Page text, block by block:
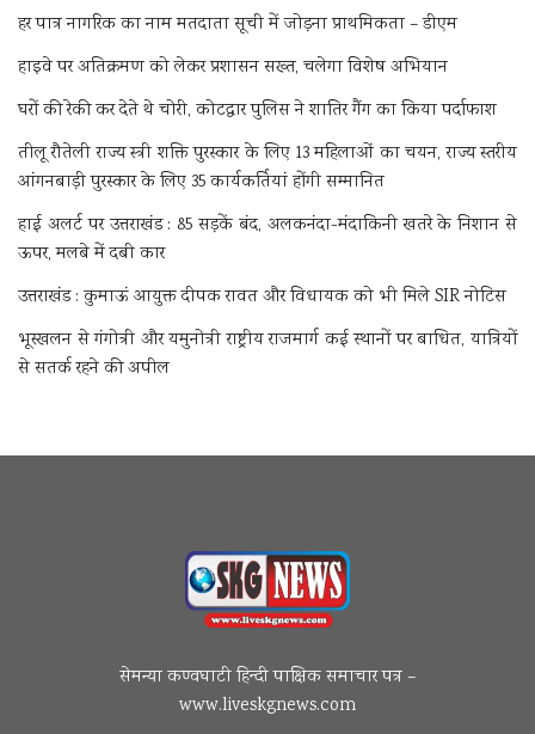
हर पात्र नागरिक का नाम मतदाता सूची में जोड़ना प्राथमिकता – डीएम
हाइवे पर अतिक्रमण को लेकर प्रशासन सख्त, चलेगा विशेष अभियान
घरों की रेकी कर देते थे चोरी, कोटद्वार पुलिस ने शातिर गैंग का किया पर्दाफाश
तीलू रौतेली राज्य स्त्री शक्ति पुरस्कार के लिए 13 महिलाओं का चयन, राज्य स्तरीय
आंगनबाड़ी पुरस्कार के लिए 35 कार्यकर्तियां होंगी सम्मानित
हाई अलर्ट पर उत्तराखंड : 85 सड़कें बंद, अलकनंदा-मंदाकिनी खतरे के निशान से
ऊपर, मलबे में दबी कार
उत्तराखंड : कुमाऊं आयुक्त दीपक रावत और विधायक को भी मिले SIR नोटिस
भूस्खलन से गंगोत्री और यमुनोत्री राष्ट्रीय राजमार्ग कई स्थानों पर बाधित, यात्रियों
से सतर्क रहने की अपील
सेमन्या कण्वघाटी हिन्दी पाक्षिक समाचार पत्र –
www.liveskgnews.com